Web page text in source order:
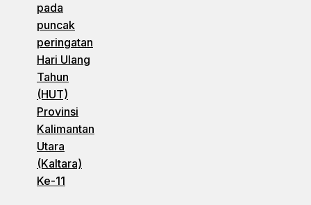
pada
puncak
peringatan
Hari Ulang
Tahun
(HUT)
Provinsi
Kalimantan
Utara
(Kaltara)
Ke-11